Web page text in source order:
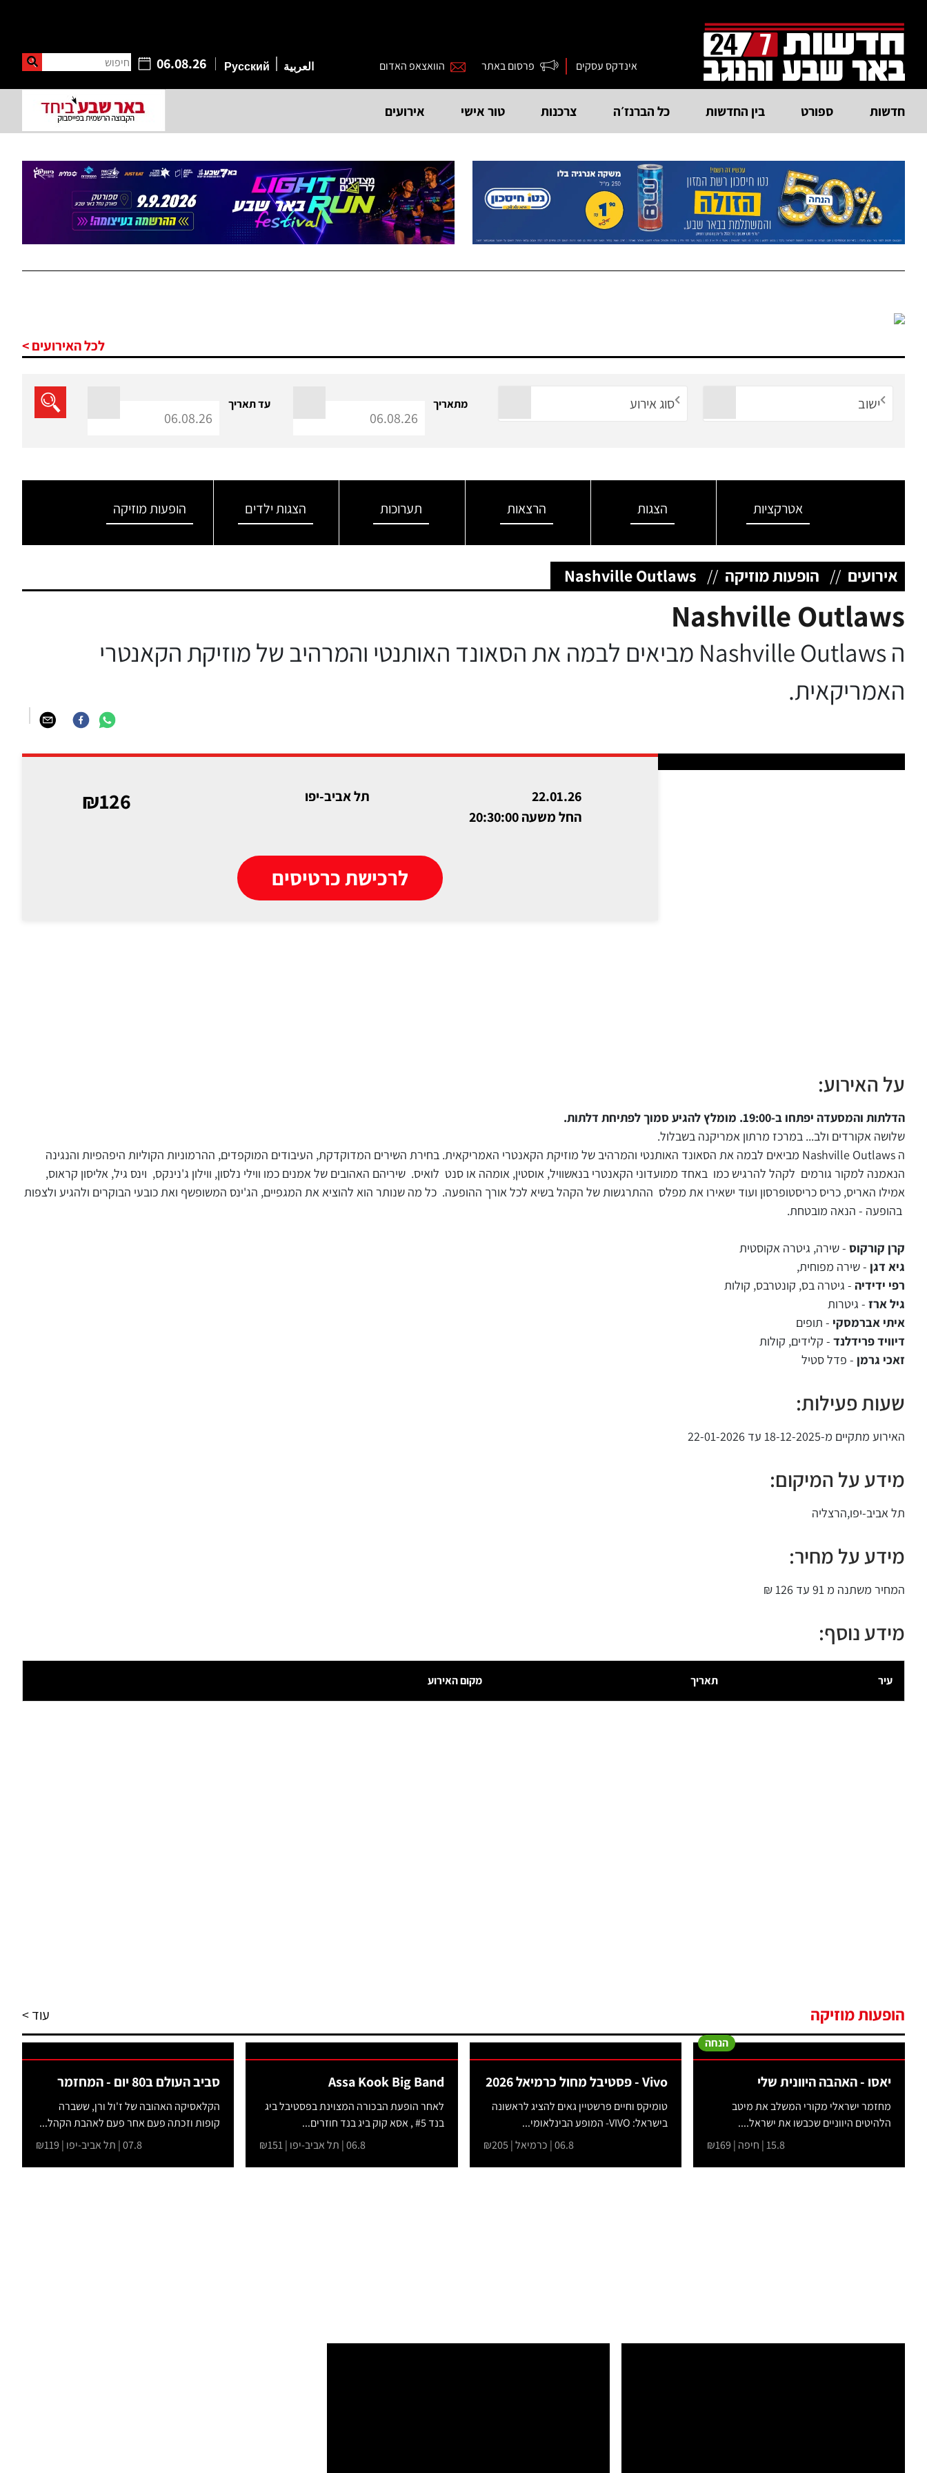
אינדקס עסקים פרסום באתר הוואצאפ האדום 06.08.26 חיפוש العربية Русский
חדשות ספורט בין החדשות כל הברנז׳ה צרכנות טור אישי אירועים
לכל האירועים >
ישוב סוג אירוע מתאריך עד תאריך
אטרקציות הצגות הרצאות תערוכות הצגות ילדים הופעות מוזיקה
אירועים // הופעות מוזיקה //
Nashville Outlaws
Nashville Outlaws
ה Nashville Outlaws מביאים לבמה את הסאונד האותנטי והמרהיב של מוזיקת הקאנטרי
האמריקאית.
22.01.26
החל משעה 20:30:00
תל אביב-יפו ₪126
לרכישת כרטיסים
על האירוע:
הדלתות והמסעדה יפתחו ב-19:00. מומלץ להגיע סמוך לפתיחת דלתות.
שלושה אקורדים ולב... במרכז מרתון אמריקנה בשבלול.
ה Nashville Outlaws מביאים לבמה את הסאונד האותנטי והמרהיב של מוזיקת הקאנטרי האמריקאית. בחירת השירים המדוקדקת, העיבודים המוקפדים, ההרמוניות הקוליות היפהפיות והנגינה
הנאמנה למקור גורמים לקהל להרגיש כמו באחד ממועדוני הקאנטרי בנאשוויל, אוסטין, אומהה או סנט לואיס. שיריהם האהובים של אמנים כמו ווילי נלסון, ווילון ג'נינקס, וינס גיל, אליסון קראוס,
אמילו האריס, כריס כריסטופרסון ועוד ישאירו את מפלס ההתרגשות של הקהל בשיא לכל אורך ההופעה. כל מה שנותר הוא להוציא את המגפיים, הג'ינס המשופשף ואת כובעי הבוקרים ולהגיע ולצפות
בהופעה - הנאה מובטחת.
קרן קורקוס - שירה, גיטרה אקוסטית
גיא דגן - שירה מפוחית,
רפי ידידיה - גיטרה בס, קונטרבס, קולות
גיל ארז - גיטרות
איתי אברמסקי - תופים
דיוויד פרידלנד - קלידים, קולות
זאכי גרמן - פדל סטיל
שעות פעילות:
האירוע מתקיים מ-18-12-2025 עד 22-01-2026
מידע על המיקום:
תל אביב-יפו,הרצליה
מידע על מחיר:
המחיר משתנה מ 91 עד 126 ₪
מידע נוסף:
עיר תאריך מקום האירוע
הופעות מוזיקה עוד >
הנחה
יאסו - האהבה היוונית שלי
מחזמר ישראלי מקורי המשלב את מיטב
הלהיטים היווניים שכבשו את ישראל....
15.8 | חיפה | ₪169
Vivo - פסטיבל מחול כרמיאל 2026
טומיקס וחיים פרשטיין גאים להציג לראשונה
בישראל: VIVO- המופע הבינלאומי...
06.8 | כרמיאל | ₪205
Assa Kook Big Band
לאחר הופעת הבכורה המצוינת בפסטיבל ביג
בנד #5 , אסא קוק ביג בנד חוזרים...
06.8 | תל אביב-יפו | ₪151
סביב העולם ב80 יום - המחזמר
הקלאסיקה האהובה של ז'ול ורן, ששברה
קופות וזכתה פעם אחר פעם לאהבת הקהל...
07.8 | תל אביב-יפו | ₪119